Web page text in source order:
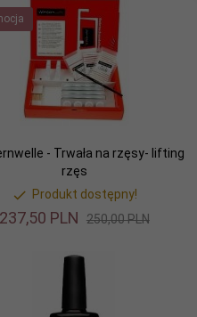
- Trwała na rzęsy- lifting
rzęs
Produkt dostępny!
237,50 PLN 250,00 PLN